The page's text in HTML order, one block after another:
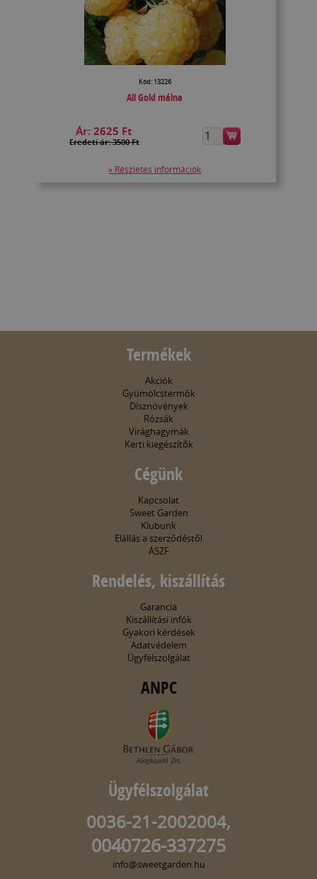
Kód: 13226
All Gold málna
Ár:2625 Ft
Eredeti ár: 3500 Ft
» Részletes információk
Termékek
Akciók
Gyümölcstermők
Dísznövények
Rózsák
Virághagymák
Kerti kiegészítők
Cégünk
Kapcsolat
Sweet Garden
Klubunk
Elállás a szerződéstől
ÁSZF
Rendelés, kiszállítás
Garancia
Kiszállítási infók
Gyakori kérdések
Adatvédelem
Ügyfélszolgálat
ANPC
Ügyfélszolgálat
0036-21-2002004,
0040726-337275
info@sweetgarden.hu